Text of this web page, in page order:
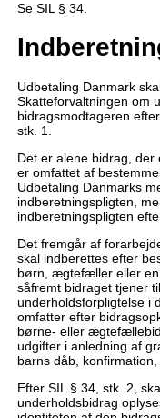
Se SIL § 34.
Udbetaling Danmark
Skatteforvaltningen om
bidragsmodtageren
stk. 1.
Det er alene bidrag,
er omfattet af
Udbetaling Danmarks
indberetningspligten,
indberetningspligten
Det fremgår af
skal indberettes efter
børn, ægtefæller eller
såfremt bidraget tjener
underholdsforpligtelse i
omfatter efter
børne- eller
udgifter i anledning af
barns dåb,
Efter SIL § 34, stk. 2,
underholdsbidrag